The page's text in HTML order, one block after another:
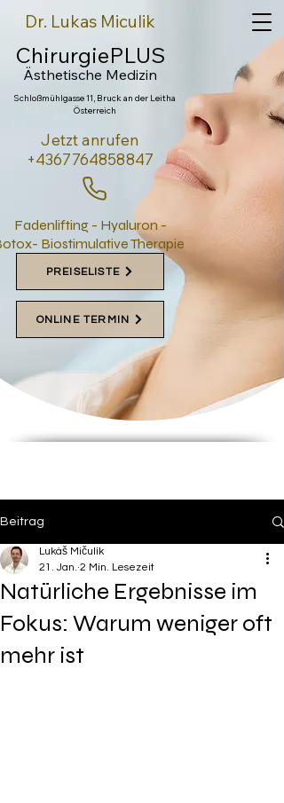
Dr. Lukas Miculik
ChirurgiePLUS
Ästhetische Medizin
Schloßmühlgasse 11, Bruck an der Leitha
Österreich
Jetzt anrufen
+4367764858847
Fadenlifting - Hyaluron -
Biostimulative Therapie
PREISELISTE
ONLINE TERMIN
Beitrag
Natürliche Ergebnisse im
Fokus: Warum weniger oft
mehr ist
Lukáš Mičulík
21. Jan. 2 Min. Lesezeit